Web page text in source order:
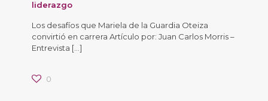
liderazgo
Los desafíos que Mariela de la Guardia Oteiza
convirtió en carrera Artículo por: Juan Carlos Morris –
Entrevista […]
0